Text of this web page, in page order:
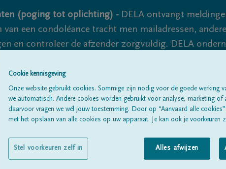
(poging tot oplichting) - DELA ontvangt
een condoléance tracht men mailadressen,
en controleer de afzender zorgvuldig. DELA
echter nooit volledig uit te sluiten, dus blijf
Alle rouwberichten
Cookie kennisgeving
Onze website gebruikt cookies. Sommige zijn nodig voor de goede werking
we automatisch. Andere cookies worden gebruikt voor analyse, marketing of
daarvoor vragen we wél jouw toestemming. Door op “Aanvaard alle
met het opslaan van alle cookies op uw apparaat. Je kan ook je voorkeuren
Alles afwijzen
Stel voorkeuren zelf in